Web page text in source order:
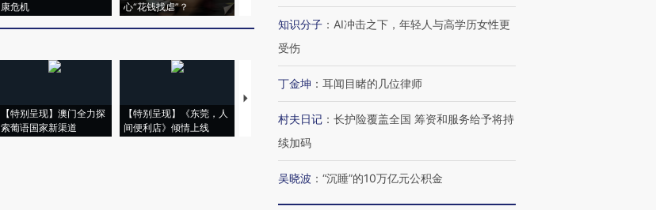
康危机
心“花钱找虐”？
育部长拱下台
飞地休达
【特别呈现】澳门全力探
索葡语国家新渠道
【特别呈现】《东莞，人
间便利店》倾情上线
【推广】走进第四届链博
会，让数智科技“链”接产
【特别呈现】寻找100种
有意思的生活方式·第三对
【商旅对话】华住集团
CFO：不靠规模取胜，华
住三大增长引擎是什么？
知识分子 ： AI冲击之下，年轻人与高学历女性更
受伤
丁金坤 ： 耳闻目睹的几位律师
村夫日记 ： 长护险覆盖全国 筹资和服务给予将持
续加码
吴晓波 ： “沉睡”的10万亿元公积金